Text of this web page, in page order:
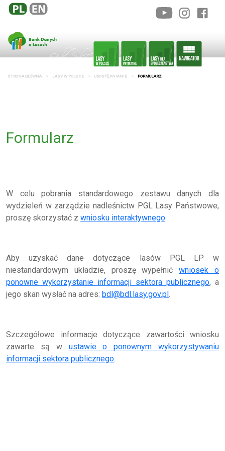
STRONA GŁÓWNA LASY W POLSCE UDOSTĘPNIANIE FORMULARZ
Formularz
W celu pobrania standardowego zestawu danych dla
wydzieleń w zarządzie nadleśnictw PGL Lasy Państwowe,
proszę skorzystać z wniosku interaktywnego.
Aby uzyskać dane dotyczące lasów PGL LP w
niestandardowym układzie, proszę wypełnićwniosek o
ponowne wykorzystanie informacji sektora publicznego, a
jego skan wysłać na adres: bdl@bdl.lasy.gov.pl.
Szczegółowe informacje dotyczące zawartości wniosku
zawarte są w ustawie o ponownym wykorzystywaniu
informacji sektora publicznego.